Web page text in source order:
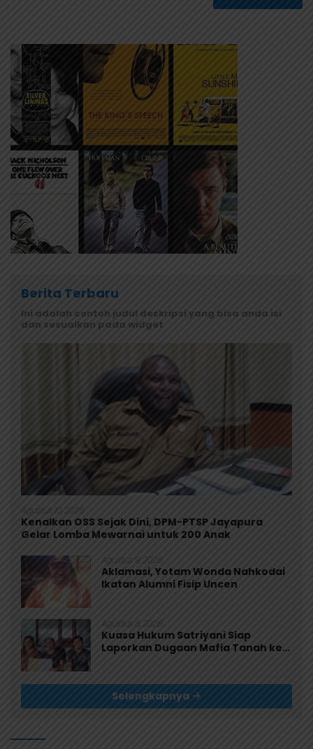
Berita Terbaru
Ini adalah contoh judul deskripsi yang bisa anda isi
dan sesuaikan pada widget
Agustus 10, 2026
Kenalkan OSS Sejak Dini, DPM-PTSP Jayapura
Gelar Lomba Mewarnai untuk 200 Anak
Agustus 9, 2026
Aklamasi, Yotam Wonda Nahkodai
Ikatan Alumni Fisip Uncen
Agustus 8, 2026
Kuasa Hukum Satriyani Siap
Laporkan Dugaan Mafia Tanah ke
Selengkapnya